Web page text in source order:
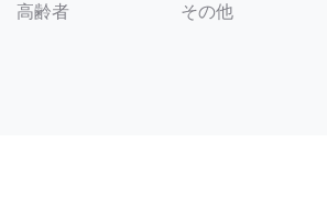
高齢者 その他